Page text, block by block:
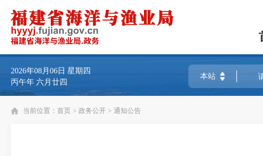
2026年08月06日 星期四
丙午年 六月廿四
当前位置： 首页 > 政务公开 > 通知公告